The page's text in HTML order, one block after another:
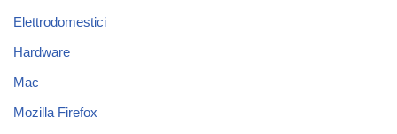
Elettrodomestici
Hardware
Mac
Mozilla Firefox